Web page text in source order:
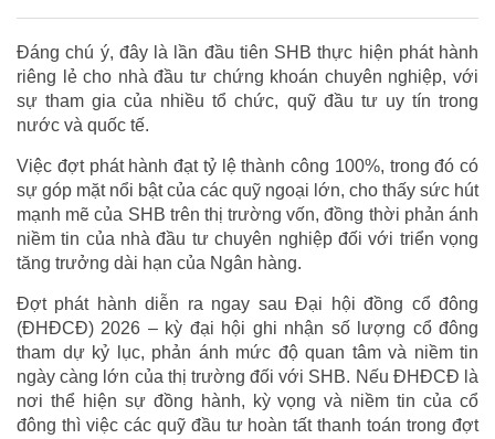
Đáng chú ý, đây là lần đầu tiên SHB thực hiện phát hành
riêng lẻ cho nhà đầu tư chứng khoán chuyên nghiệp, với
sự tham gia của nhiều tổ chức, quỹ đầu tư uy tín trong
nước và quốc tế.
Việc đợt phát hành đạt tỷ lệ thành công 100%, trong đó có
sự góp mặt nổi bật của các quỹ ngoại lớn, cho thấy sức hút
mạnh mẽ của SHB trên thị trường vốn, đồng thời phản ánh
niềm tin của nhà đầu tư chuyên nghiệp đối với triển vọng
tăng trưởng dài hạn của Ngân hàng.
Đợt phát hành diễn ra ngay sau Đại hội đồng cổ đông
(ĐHĐCĐ) 2026 – kỳ đại hội ghi nhận số lượng cổ đông
tham dự kỷ lục, phản ánh mức độ quan tâm và niềm tin
ngày càng lớn của thị trường đối với SHB. Nếu ĐHĐCĐ là
nơi thể hiện sự đồng hành, kỳ vọng và niềm tin của cổ
đông thì việc các quỹ đầu tư hoàn tất thanh toán trong đợt